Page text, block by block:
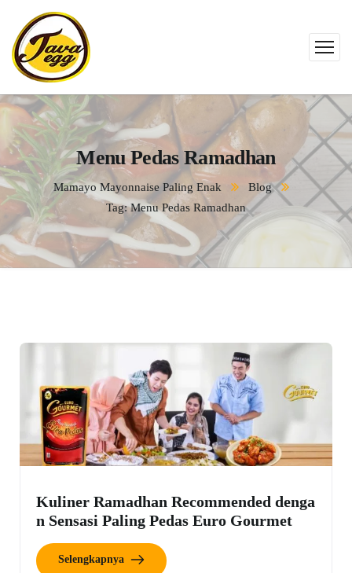
Menu Pedas Ramadhan
Mamayo Mayonnaise Paling Enak
Blog
Tag: Menu Pedas Ramadhan
Kuliner Ramadhan Recommended denga
n Sensasi Paling Pedas Euro Gourmet
Selengkapnya